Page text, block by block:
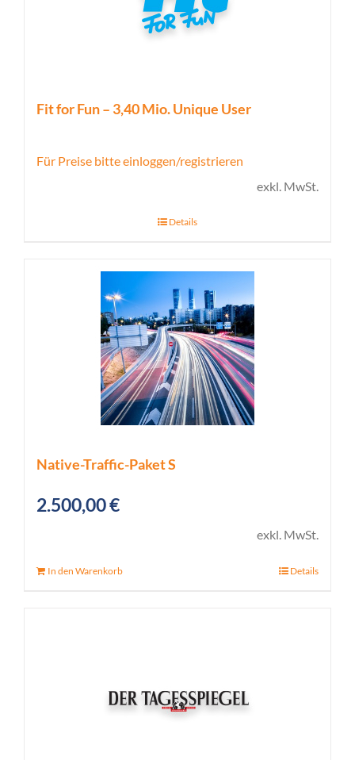
Fit for Fun – 3,40 Mio. Unique User
Für Preise bitte einloggen/registrieren
exkl. MwSt.
Details
Native-Traffic-Paket S
2.500,00€
exkl. MwSt.
In den Warenkorb Details